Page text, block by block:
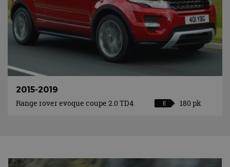
2015-2019
Range rover evoque coupe 2.0 TD4
E 180 pk